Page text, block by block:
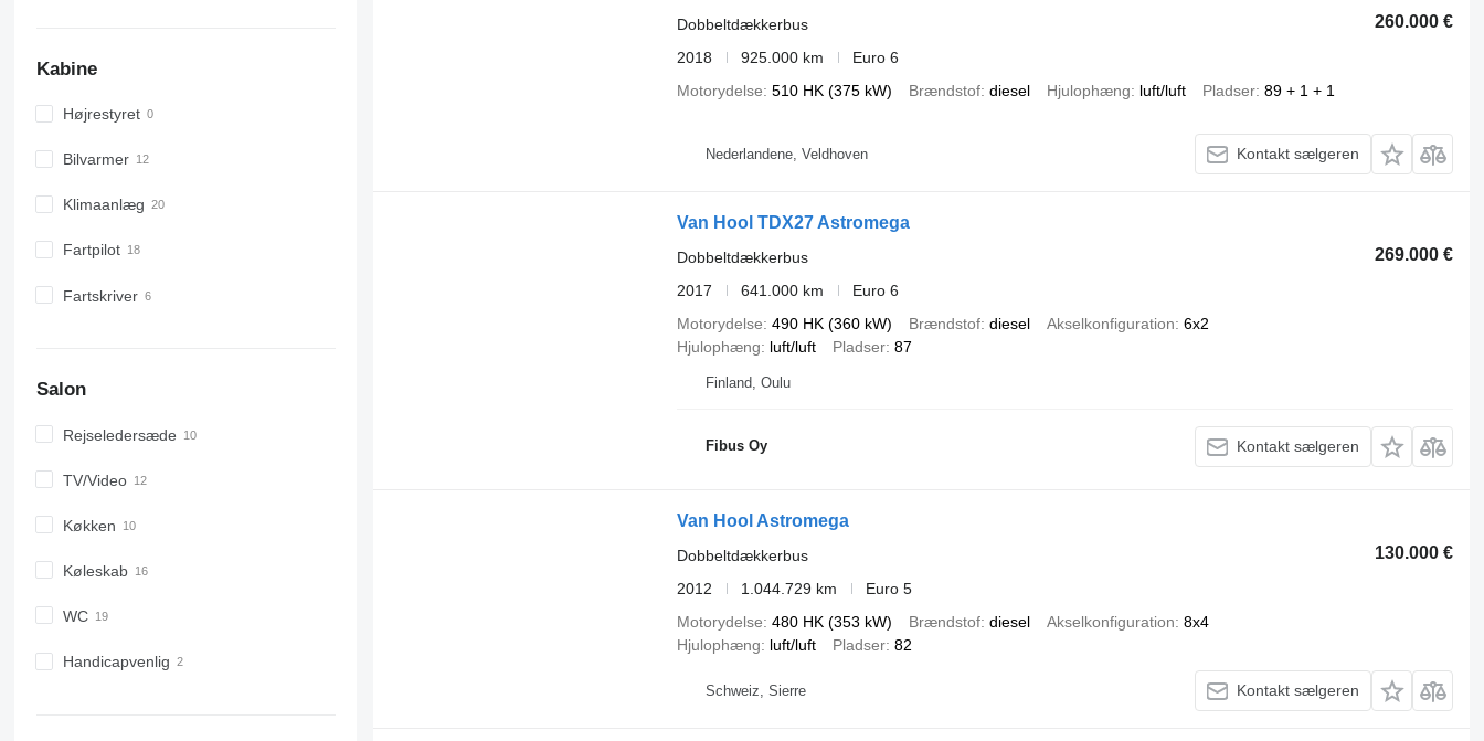
Kabine
Højrestyret
Bilvarmer
Klimaanlæg
Fartpilot
Fartskriver
Salon
Rejseledersæde
TV/Video
Køkken
Køleskab
WC
Handicapvenlig
260.000 €
Dobbeltdækkerbus
2018
925.000 km
Euro 6
Motorydelse 510 HK (375 kW) Brændstof diesel Hjulophæng luft/luft Pladser 89 + 1 + 1
Nederlandene, Veldhoven Kontakt sælgeren
Van Hool TDX27 Astromega
269.000 €
Dobbeltdækkerbus
2017
641.000 km
Euro 6
Motorydelse 490 HK (360 kW) Brændstof diesel Akselkonfiguration 6x2
Hjulophæng
luft/luft Pladser 87
Finland, Oulu
Fibus Oy Kontakt sælgeren
Van Hool Astromega
130.000 €
Dobbeltdækkerbus
2012
1.044.729 km
Euro 5
Motorydelse 480 HK (353 kW) Brændstof diesel Akselkonfiguration 8x4
Hjulophæng
luft/luft Pladser 82
Schweiz, Sierre Kontakt sælgeren